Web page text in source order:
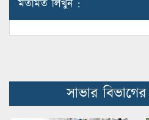
মতামত লিখুন :
সাভার